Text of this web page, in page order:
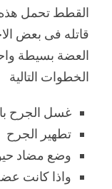
القطط تحمل هذه
قاتله فى بعض
العضة بسيطة
الخطوات التالية
غسل الجرح
تطهير الجرح
وضع مضاد
واذا كانت